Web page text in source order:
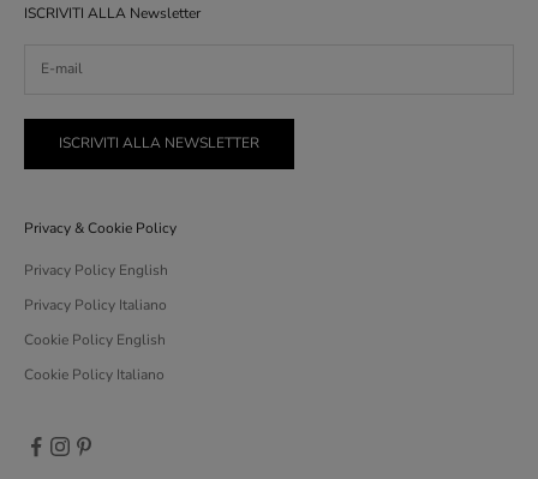
ISCRIVITI ALLA Newsletter
ISCRIVITI ALLA NEWSLETTER
Privacy & Cookie Policy
Privacy Policy English
Privacy Policy Italiano
Cookie Policy English
Cookie Policy Italiano